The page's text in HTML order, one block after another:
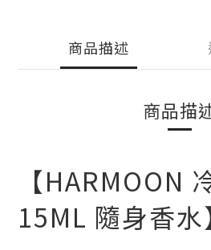
商品描述
商品描
【HARMOON
15ML 隨身香水